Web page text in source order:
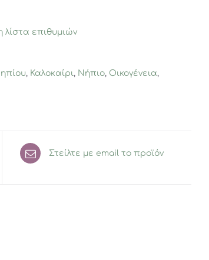
λίστα επιθυμιών
, Καλοκαίρι , Νήπιο, Οικογένεια,
Στείλτε με email το προϊόν